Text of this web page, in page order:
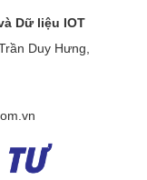
Dữ liệu IOT
Duy Hưng,